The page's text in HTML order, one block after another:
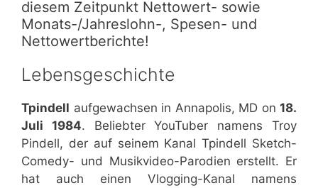
diesem Zeitpunkt Nettowert- sowie
Monats-/Jahreslohn-, Spesen- und
Nettowertberichte!
Lebensgeschichte
Tpindell aufgewachsen in Annapolis, MD on 18.
Juli 1984. Beliebter YouTuber namens Troy
Pindell, der auf seinem Kanal Tpindell Sketch-
Comedy- und Musikvideo-Parodien erstellt. Er
hat auch einen Vlogging-Kanal namens